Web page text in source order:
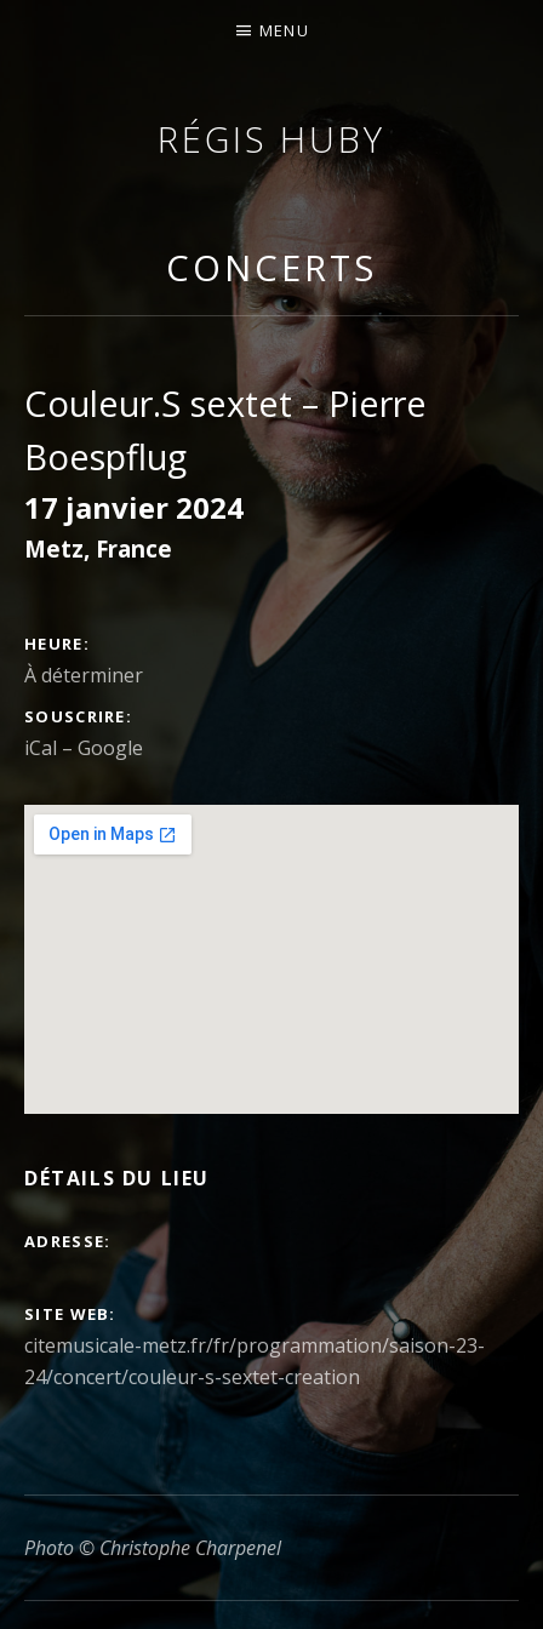
RÉGIS HUBY
VIOLONISTE – IMPROVISATEUR – COMPOSITEUR
MENU
CONCERTS
Couleur.S sextet – Pierre
Boespflug
17 janvier 2024
Metz, France
DÉTAILS DU CONCERT
HEURE
À déterminer
SOUSCRIRE
iCal Google
DÉTAILS DU LIEU
ADRESSE
SITE WEB
citemusicale-metz.fr/fr/programmation/saison-23-
24/concert/couleur-s-sextet-creation
Photo © Christophe Charpenel